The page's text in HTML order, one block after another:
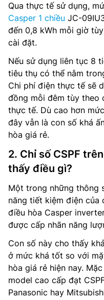
Qua thực tế sử dụng,
Casper 1 chiều JC-
đến 0,8 kWh mỗi giờ
cài đặt.
Nếu sử dụng liên tục 8
tiêu thụ có thể nằm
Chi phí điện thực tế sẽ
đồng mỗi đêm tùy theo
thực tế. Dù cao hơn
đây vẫn là con số khá
hòa giá rẻ.
2. Chỉ số CSPF
thấy điều gì?
Một trong những thông
năng tiết kiệm điện của
điều hòa Casper
được cấp nhãn năng
Con số này cho thấy
ở mức khá tốt so với
hòa giá rẻ hiện nay.
model cao cấp đạt
Panasonic hay